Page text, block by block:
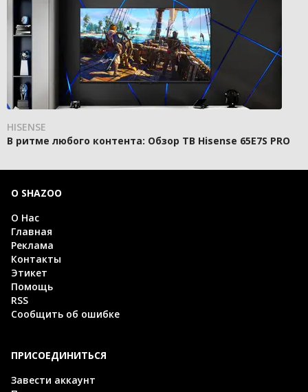
HISENSE
В ритме любого контента: Обзор ТВ Hisense 65E7S PRO
О SHAZOO
О Нас
Главная
Реклама
Контакты
Этикет
Помощь
RSS
Сообщить об ошибке
ПРИСОЕДИНИТЬСЯ
Завести аккаунт